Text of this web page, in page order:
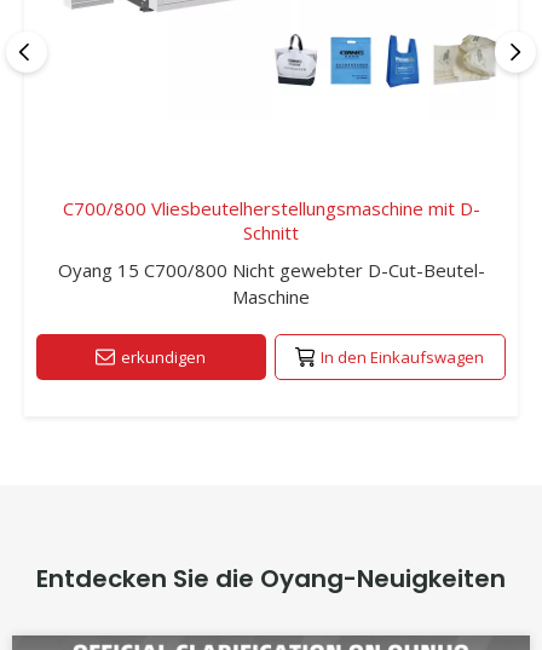
C700/800 Vliesbeutelherstellungsmaschine mit D-
Schnitt
Oyang 15 C700/800 Nicht gewebter D-Cut-Beutel-
Maschine
erkundigen In den Einkaufswagen
Entdecken Sie die Oyang-Neuigkeiten